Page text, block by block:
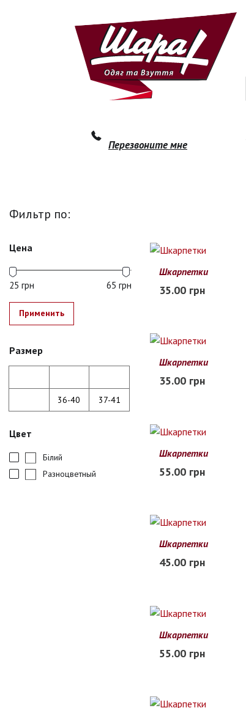
Перезвоните мне
Фильтр по:
Цена
25 грн 65 грн
Применить
Размер
36-40 37-41
Цвет
Білий
Разноцветный
Шкарпетки
35.00 грн
В наличии
Шкарпетки
35.00 грн
В наличии
Шкарпетки
55.00 грн
В наличии
Шкарпетки
45.00 грн
В наличии
Шкарпетки
55.00 грн
В наличии